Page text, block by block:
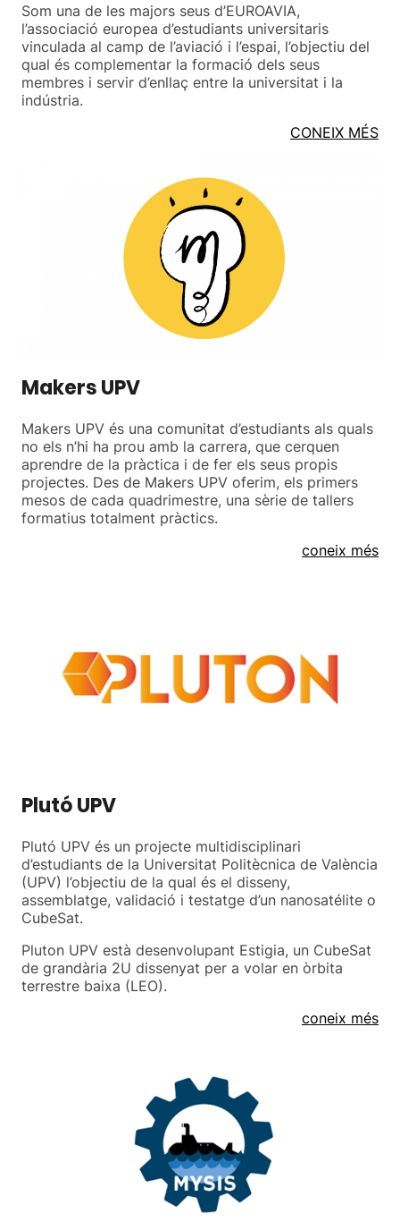
Som una de les majors seus d’EUROAVIA,
l’associació europea d’estudiants universitaris
vinculada al camp de l’aviació i l’espai, l’objectiu del
qual és complementar la formació dels seus
membres i servir d’enllaç entre la universitat i la
indústria.
CONEIX MÉS
Makers UPV
Makers UPV és una comunitat d’estudiants als quals
no els n’hi ha prou amb la carrera, que cerquen
aprendre de la pràctica i de fer els seus propis
projectes. Des de Makers UPV oferim, els primers
mesos de cada quadrimestre, una sèrie de tallers
formatius totalment pràctics.
coneix més
Plutó UPV
Plutó UPV és un projecte multidisciplinari
d’estudiants de la Universitat Politècnica de València
(UPV) l’objectiu de la qual és el disseny,
assemblatge, validació i testatge d’un nanosatélite o
CubeSat.
Pluton UPV està desenvolupant Estigia, un CubeSat
de grandària 2U dissenyat per a volar en òrbita
terrestre baixa (LEO).
coneix més